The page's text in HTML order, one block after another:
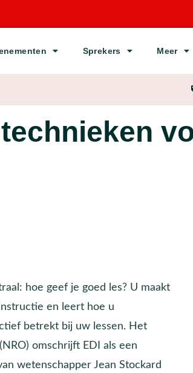
Sprekers Meer
hoe geef je goed les? U maakt
en leert hoe u
betrekt bij uw lessen. Het
omschrijft EDI als een
wetenschapper Jean Stockard